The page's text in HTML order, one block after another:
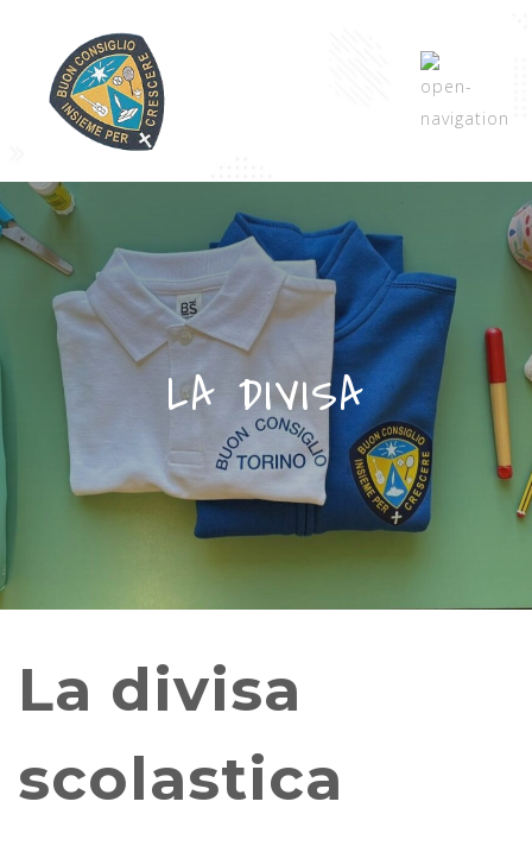
LA DIVISA
La divisa
scolastica